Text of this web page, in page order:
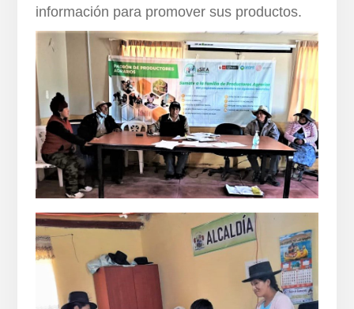
información para promover sus productos.